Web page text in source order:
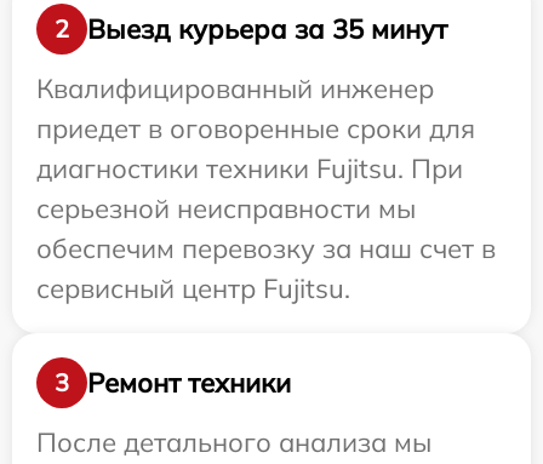
2
Выезд курьера за 35 минут
Квалифицированный инженер
приедет в оговоренные сроки для
диагностики техники Fujitsu. При
серьезной неисправности мы
обеспечим перевозку за наш счет в
сервисный центр Fujitsu.
3
Ремонт техники
После детального анализа мы